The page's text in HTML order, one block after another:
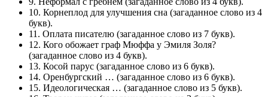
10. Корнеплод для улучшения сна (загаданное слово из 4
букв).
11. Оплата писателю (загаданное слово из 7 букв).
12. Кого обожает граф Мюффа у Эмиля Золя?
(загаданное слово из 4 букв).
13. Косой парус (загаданное слово из 6 букв).
14. Оренбургский … (загаданное слово из 6 букв).
15. Идеологическая … (загаданное слово из 5 букв).